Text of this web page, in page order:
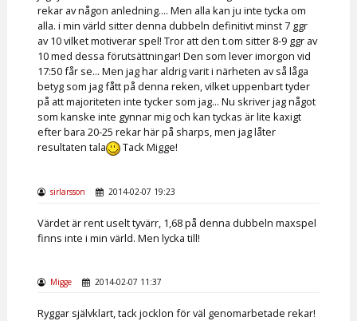
rekar av någon anledning.... Men alla kan ju inte tycka om
alla. i min värld sitter denna dubbeln definitivt minst 7 ggr
av 10 vilket motiverar spel! Tror att den t.om sitter 8-9 ggr av
10 med dessa förutsättningar! Den som lever imorgon vid
17:50 får se... Men jag har aldrig varit i närheten av så låga
betyg som jag fått på denna reken, vilket uppenbart tyder
på att majoriteten inte tycker som jag... Nu skriver jag något
som kanske inte gynnar mig och kan tyckas är lite kaxigt
efter bara 20-25 rekar här på sharps, men jag låter
resultaten tala
Tack Migge!
sirlarsson 2014-02-07 19:23
Värdet är rent uselt tyvärr, 1,68 på denna dubbeln maxspel
finns inte i min värld. Men lycka till!
Migge 2014-02-07 11:37
Ryggar självklart, tack jocklon för väl genomarbetade rekar!